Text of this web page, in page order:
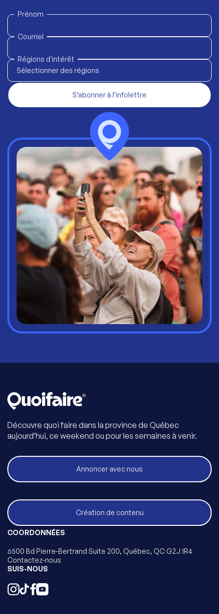
Prénom
Courriel
Régions d'intérêt
Sélectionner des régions
S’abonner à l’infolettre
Découvre quoi faire dans la province de Québec
aujourd’hui, ce weekend ou pour les semaines à venir.
Annoncer avec nous
Création de contenu
COORDONNÉES
6500 Bd Pierre-Bertrand Suite 200, Québec, QC G2J 1R4
Contactez-nous
SUIS-NOUS